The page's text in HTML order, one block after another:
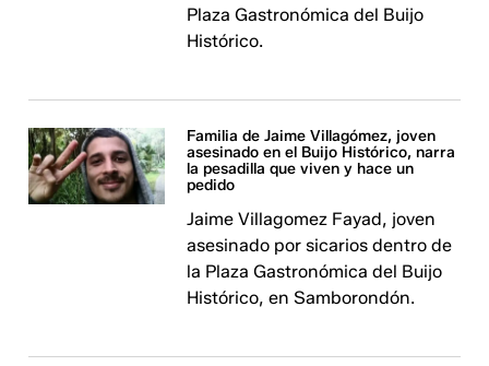
Plaza Gastronómica del Buijo
Histórico.
Familia de Jaime Villagómez, joven
asesinado en el Buijo Histórico, narra
la pesadilla que viven y hace un
pedido
Jaime Villagomez Fayad, joven
asesinado por sicarios dentro de
la Plaza Gastronómica del Buijo
Histórico, en Samborondón.